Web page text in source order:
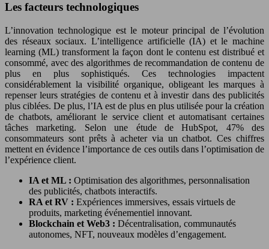
Les facteurs technologiques
L’innovation technologique est le moteur principal de l’évolution
des réseaux sociaux. L’intelligence artificielle (IA) et le machine
learning (ML) transforment la façon dont le contenu est distribué et
consommé, avec des algorithmes de recommandation de contenu de
plus en plus sophistiqués. Ces technologies impactent
considérablement la visibilité organique, obligeant les marques à
repenser leurs stratégies de contenu et à investir dans des publicités
plus ciblées. De plus, l’IA est de plus en plus utilisée pour la création
de chatbots, améliorant le service client et automatisant certaines
tâches marketing. Selon une étude de HubSpot, 47% des
consommateurs sont prêts à acheter via un chatbot. Ces chiffres
mettent en évidence l’importance de ces outils dans l’optimisation de
l’expérience client.
IA et ML : Optimisation des algorithmes, personnalisation
des publicités, chatbots interactifs.
RA et RV : Expériences immersives, essais virtuels de
produits, marketing événementiel innovant.
Blockchain et Web3 : Décentralisation, communautés
autonomes, NFT, nouveaux modèles d’engagement.